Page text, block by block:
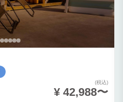
(税込)
¥ 42,988〜